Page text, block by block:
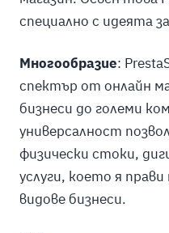
специално с идеята
Многообразие:
спектър от онлайн
бизнеси до големи
универсалност
физически стоки,
услуги, което я
видове бизнеси.